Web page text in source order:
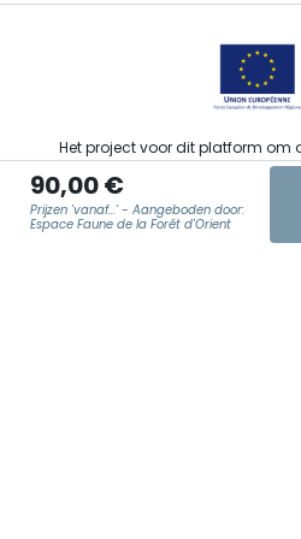
90,00 €
Prijzen 'vanaf...' - Aangeboden door:
Espace Faune de la Forêt d'Orient
Het project voor dit platform
toeristisch, sportief, cultureel en
Grand Est te verbeteren werd
kader van de respons van de
pandemie.